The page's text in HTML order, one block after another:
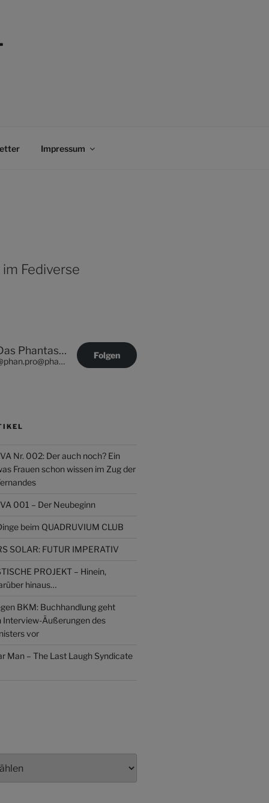
Impressum
Fediverse
Das Phantastische Projekt - PHAN.PRO
@phan.pro@phan.pro
Folgen
Nr. 002: Der auch noch? Ein
Frauen schon wissen im Zug der
001 – Der Neubeginn
beim QUADRUVIUM CLUB
SOLAR: FUTUR IMPERATIV
PROJEKT – Hinein,
hinaus…
BKM: Buchhandlung geht
Interview-Äußerungen des
vor
Man – The Last Laugh Syndicate